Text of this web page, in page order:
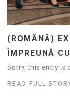
(ROMÂNĂ)
ÎMPREUNĂ
Sorry, this entry is
READ FULL